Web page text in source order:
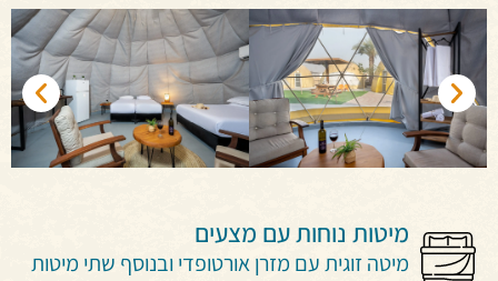
מיטות נוחות עם מצעים
מיטה זוגית עם מזרן אורטופדי ובנוסף שתי מיטות